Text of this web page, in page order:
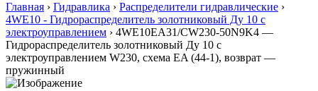
Главная › Гидравлика › Распределители гидравлические ›
4WE10 - Гидрораспределитель золотниковый Ду 10 с
электроуправлением › 4WE10EA31/CW230-50N9K4 —
Гидрораспределитель золотниковый Ду 10 с
электроуправлением W230, схема EA (44-1), возврат —
пружинный